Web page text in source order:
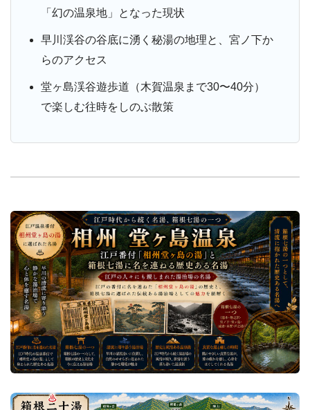
「幻の温泉地」となった現状
早川渓谷の谷底に湧く秘湯の地理と、宮ノ下か
らのアクセス
堂ヶ島渓谷遊歩道（木賀温泉まで30〜40分）
で楽しむ往時をしのぶ散策